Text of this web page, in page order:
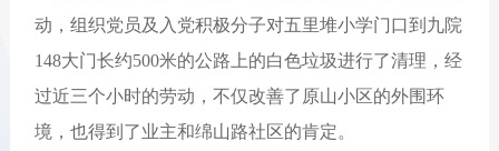
动，组织党员及入党积极分子对五里堆小学门口到九院
148大门长约500米的公路上的白色垃圾进行了清理，经
过近三个小时的劳动，不仅改善了原山小区的外围环
境，也得到了业主和绵山路社区的肯定。